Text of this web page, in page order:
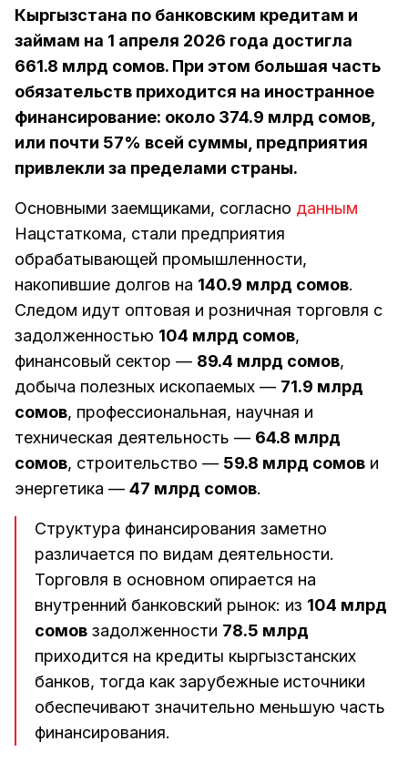
Кыргызстана по банковским кредитам и
займам на 1 апреля 2026 года достигла
661.8 млрд сомов. При этом большая часть
обязательств приходится на иностранное
финансирование: около 374.9 млрд сомов,
или почти 57% всей суммы, предприятия
привлекли за пределами страны.
Основными заемщиками, согласно данным
Нацстаткома, стали предприятия
обрабатывающей промышленности,
накопившие долгов на 140.9 млрд сомов.
Следом идут оптовая и розничная торговля с
задолженностью 104 млрд сомов,
финансовый сектор — 89.4 млрд сомов,
добыча полезных ископаемых — 71.9 млрд
сомов, профессиональная, научная и
техническая деятельность — 64.8 млрд
сомов, строительство — 59.8 млрд сомов и
энергетика — 47 млрд сомов.
Структура финансирования заметно
различается по видам деятельности.
Торговля в основном опирается на
внутренний банковский рынок: из 104 млрд
сомов задолженности 78.5 млрд
приходится на кредиты кыргызстанских
банков, тогда как зарубежные источники
обеспечивают значительно меньшую часть
финансирования.